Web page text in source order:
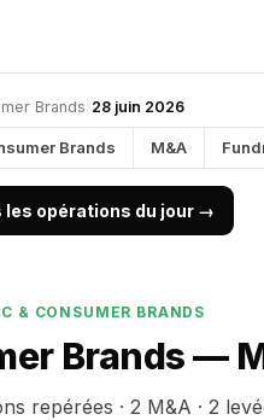
Brands› 28 juin 2026
Brands M&A
les opérations du jour →
& CONSUMER BRANDS
Brands —
repérées · 2 M&A · 2